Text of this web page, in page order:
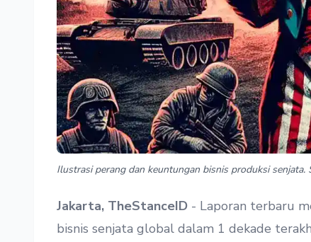
Ilustrasi perang dan keuntungan bisnis produksi senjata.
Jakarta, TheStanceID - Laporan terbaru
bisnis senjata global dalam 1 dekade